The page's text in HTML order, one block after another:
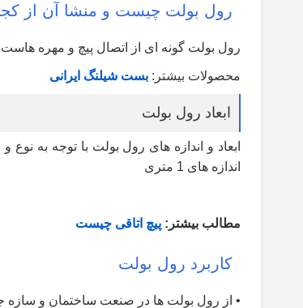
رول بولت چیست و منشا آن از
رول بولت گونه ای از اتصال پیچ و مهره
محصولات بیشتر: بست شیلنگ ایرانی
ابعاد رول بولت
اندازه های 1 متری
مطالب بیشتر: پیچ اتاقی چیست
کاربرد رول بولت
• از رول بولت ها در صنعت ساختمان و سازه